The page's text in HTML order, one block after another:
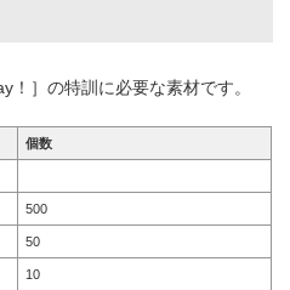
］の特訓に必要な素材です。
個数
500
50
10